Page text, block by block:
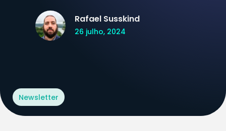
Rafael Susskind
26 julho, 2024
Newsletter